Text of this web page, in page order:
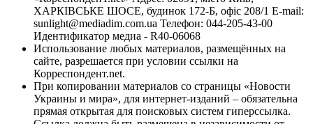
ХАРКІВСЬКЕ ШОСЕ, будинок 172-Б, офіс 208/1 E-mail:
sunlight@mediadim.com.ua Телефон: 044-205-43-00
Идентификатор медиа - R40-06068
Использование любых материалов, размещённых на
сайте, разрешается при условии ссылки на
Корреспондент.net.
При копировании материалов со страницы «Новости
Украины и мира», для интернет-изданий – обязательна
прямая открытая для поисковых систем гиперссылка.